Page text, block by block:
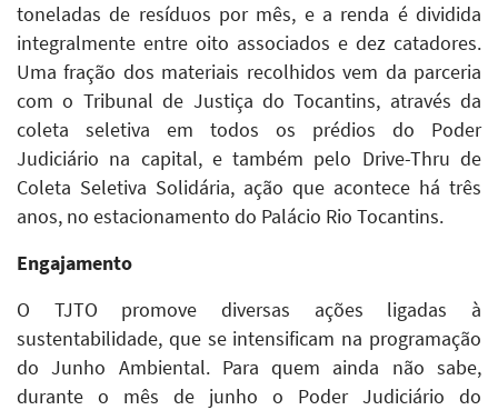
toneladas de resíduos por mês, e a renda é dividida
integralmente entre oito associados e dez catadores.
Uma fração dos materiais recolhidos vem da parceria
com o Tribunal de Justiça do Tocantins, através da
coleta seletiva em todos os prédios do Poder
Judiciário na capital, e também pelo Drive-Thru de
Coleta Seletiva Solidária, ação que acontece há três
anos, no estacionamento do Palácio Rio Tocantins.
Engajamento
O TJTO promove diversas ações ligadas à
sustentabilidade, que se intensificam na programação
do Junho Ambiental. Para quem ainda não sabe,
durante o mês de junho o Poder Judiciário do